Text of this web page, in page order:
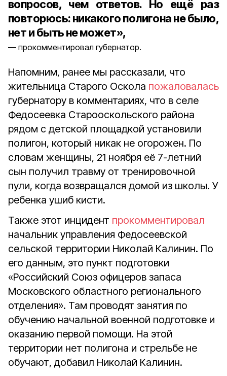
вопросов, чем ответов. Но ещё раз
повторюсь: никакого полигона не было,
нет и быть не может»,
прокомментировал губернатор.
Напомним, ранее мы рассказали, что
жительница Старого Оскола пожаловалась
губернатору в комментариях, что в селе
Федосеевка Старооскольского района
рядом с детской площадкой установили
полигон, который никак не огорожен. По
словам женщины, 21 ноября её 7-летний
сын получил травму от тренировочной
пули, когда возвращался домой из школы. У
ребенка ушиб кисти.
Также этот инцидент прокомментировал
начальник управления Федосеевской
сельской территории Николай Калинин. По
его данным, это пункт подготовки
«Российский Союз офицеров запаса
Московского областного регионального
отделения». Там проводят занятия по
обучению начальной военной подготовке и
оказанию первой помощи. На этой
территории нет полигона и стрельбе не
обучают, добавил Николай Калинин.